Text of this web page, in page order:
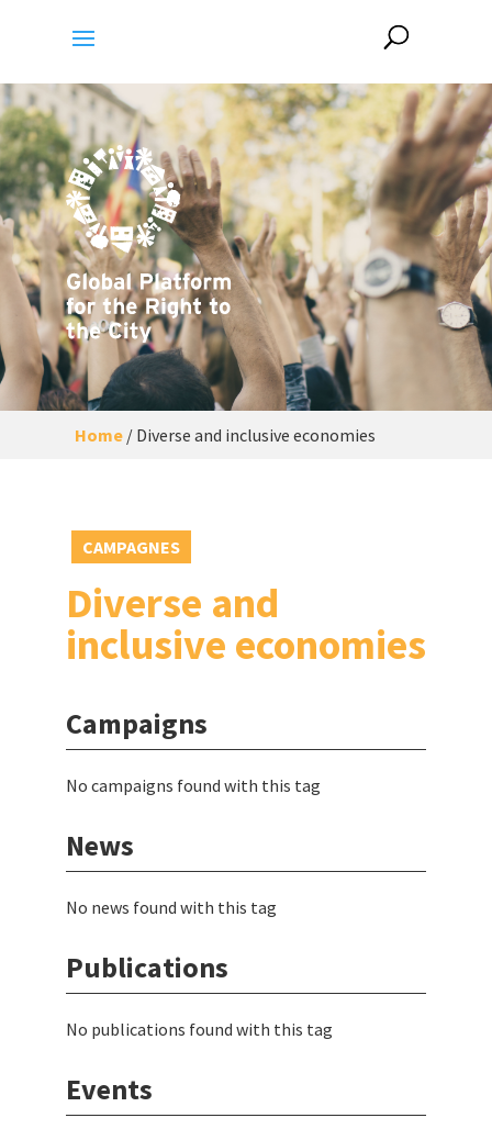
Home/ Diverse and inclusive economies
CAMPAGNES
Diverse and
inclusive economies
Campaigns
No campaigns found with this tag
News
No news found with this tag
Publications
No publications found with this tag
Events